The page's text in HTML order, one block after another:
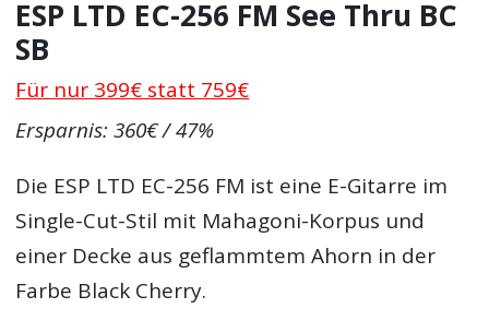
ESP LTD EC-256 FM See Thru BC
SB
Für nur 399€ statt 759€
Ersparnis: 360€ / 47%
Die ESP LTD EC-256 FM ist eine E-Gitarre im
Single-Cut-Stil mit Mahagoni-Korpus und
einer Decke aus geflammtem Ahorn in der
Farbe Black Cherry.